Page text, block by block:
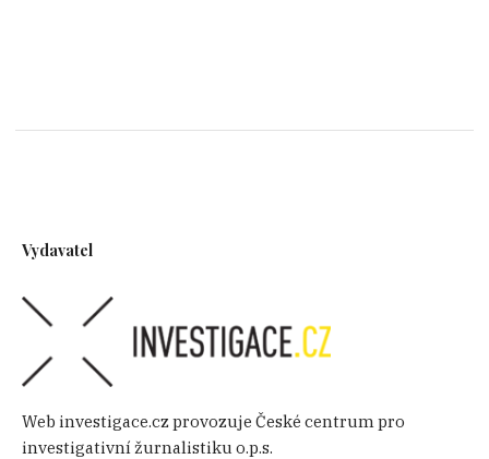
Vydavatel
Web investigace.cz provozuje České centrum pro
investigativní žurnalistiku o.p.s.